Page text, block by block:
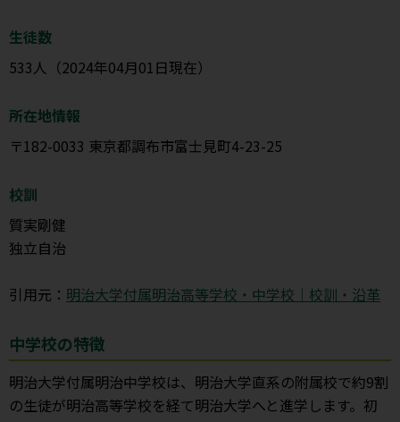
生徒数
533人（2024年04月01日現在）
所在地情報
〒182-0033 東京都調布市富士見町4-23-25
校訓
質実剛健
独立自治
引用元： 明治大学付属明治高等学校・中学校｜校訓・沿革
中学校の特徴
明治大学付属明治中学校は、明治大学直系の附属校で約9割
の生徒が明治高等学校を経て明治大学へと進学します。初